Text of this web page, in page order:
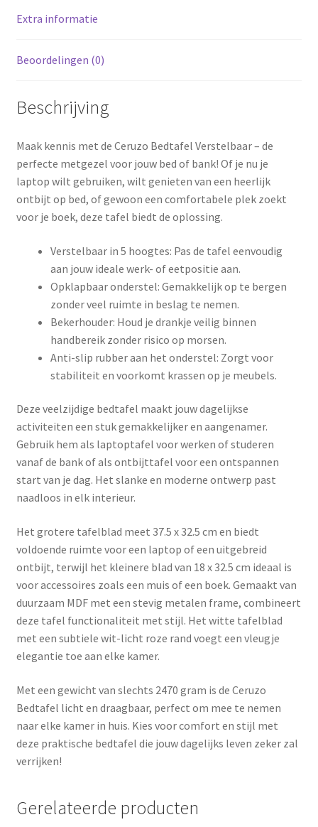
Extra informatie
Beoordelingen (0)
Beschrijving
Maak kennis met de Ceruzo Bedtafel Verstelbaar – de
perfecte metgezel voor jouw bed of bank! Of je nu je
laptop wilt gebruiken, wilt genieten van een heerlijk
ontbijt op bed, of gewoon een comfortabele plek zoekt
voor je boek, deze tafel biedt de oplossing.
Verstelbaar in 5 hoogtes: Pas de tafel eenvoudig
aan jouw ideale werk- of eetpositie aan.
Opklapbaar onderstel: Gemakkelijk op te bergen
zonder veel ruimte in beslag te nemen.
Bekerhouder: Houd je drankje veilig binnen
handbereik zonder risico op morsen.
Anti-slip rubber aan het onderstel: Zorgt voor
stabiliteit en voorkomt krassen op je meubels.
Deze veelzijdige bedtafel maakt jouw dagelijkse
activiteiten een stuk gemakkelijker en aangenamer.
Gebruik hem als laptoptafel voor werken of studeren
vanaf de bank of als ontbijttafel voor een ontspannen
start van je dag. Het slanke en moderne ontwerp past
naadloos in elk interieur.
Het grotere tafelblad meet 37.5 x 32.5 cm en biedt
voldoende ruimte voor een laptop of een uitgebreid
ontbijt, terwijl het kleinere blad van 18 x 32.5 cm ideaal is
voor accessoires zoals een muis of een boek. Gemaakt van
duurzaam MDF met een stevig metalen frame, combineert
deze tafel functionaliteit met stijl. Het witte tafelblad
met een subtiele wit-licht roze rand voegt een vleugje
elegantie toe aan elke kamer.
Met een gewicht van slechts 2470 gram is de Ceruzo
Bedtafel licht en draagbaar, perfect om mee te nemen
naar elke kamer in huis. Kies voor comfort en stijl met
deze praktische bedtafel die jouw dagelijks leven zeker zal
verrijken!
Gerelateerde producten